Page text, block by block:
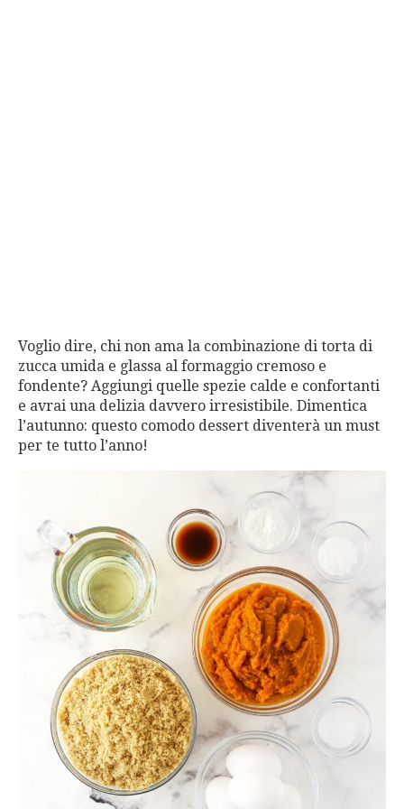
Voglio dire, chi non ama la combinazione di torta di
zucca umida e glassa al formaggio cremoso e
fondente? Aggiungi quelle spezie calde e confortanti
e avrai una delizia davvero irresistibile. Dimentica
l’autunno: questo comodo dessert diventerà un must
per te tutto l’anno!